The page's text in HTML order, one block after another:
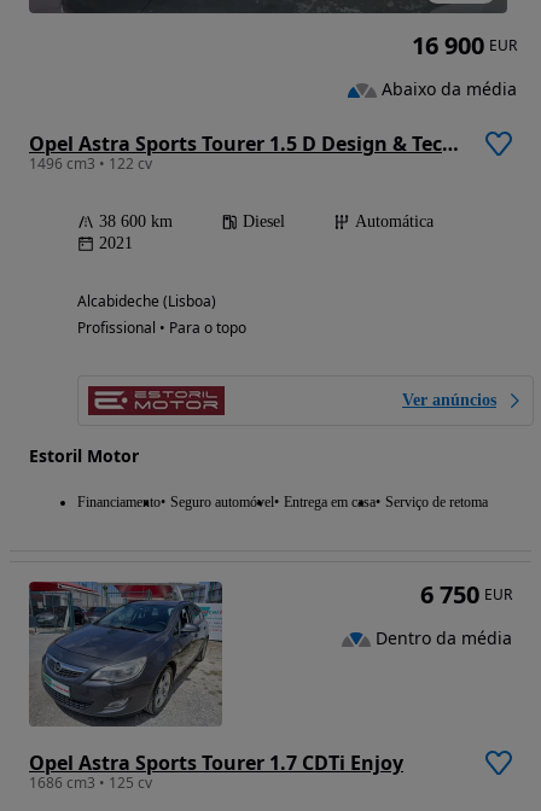
Opel Astra Sports Tourer 1.5 D Design & Tech Aut. S/S
1496 cm3 • 122 cv
38 600 km Diesel
Automática
2021
Alcabideche (Lisboa)
Profissional • Para o topo
Ver anúncios
Estoril Motor
Financiamento Seguro automóvel Entrega em casa Serviço de retoma
16 900 EUR
Abaixo da média
Opel Astra Sports Tourer 1.7 CDTi Enjoy
1686 cm3 • 125 cv
6 750 EUR
Dentro da média